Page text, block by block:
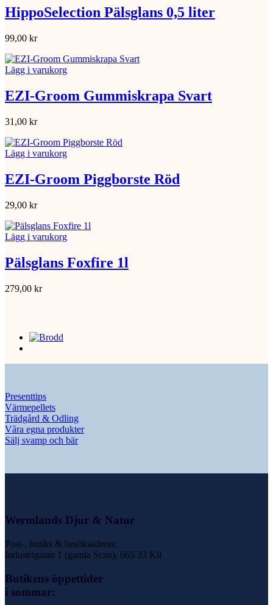
HippoSelection Pälsglans 0,5 liter
99,00 kr
Lägg i varukorg
EZI-Groom Gummiskrapa Svart
31,00 kr
Lägg i varukorg
EZI-Groom Piggborste Röd
29,00 kr
Lägg i varukorg
Pälsglans Foxfire 1l
279,00 kr
Presenttips
Värmepellets
Trädgård & Odling
Våra egna produkter
Sälj svamp och bär
Wermlands Djur & Natur
Post-, butiks & besöksadress:
Industrigatan 1 (gamla Scan), 665 33 Kil
Butikens öppettider
i sommar: